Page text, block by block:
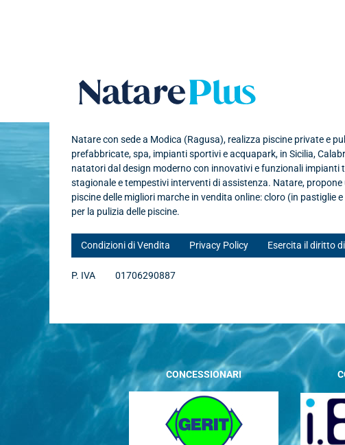
Natare con sede a Modica (Ragusa), realizza piscine private e
prefabbricate, spa, impianti sportivi e acquapark, in Sicilia,
natatori dal design moderno con innovativi e funzionali
stagionale e tempestivi interventi di assistenza. Natare,
piscine delle migliori marche in vendita online: cloro (in
per la pulizia delle piscine.
Condizioni di Vendita Privacy Policy Esercita il diritto
P. IVA 01706290887
CONCESSIONARI